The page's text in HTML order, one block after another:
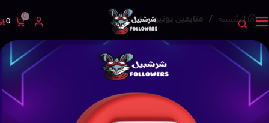
0
0 الرئيسية متابعين يوتيوب مكس